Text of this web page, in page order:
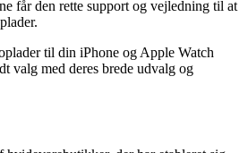
får den rette support og vejledning til at
til din iPhone og Apple Watch
valg med deres brede udvalg og